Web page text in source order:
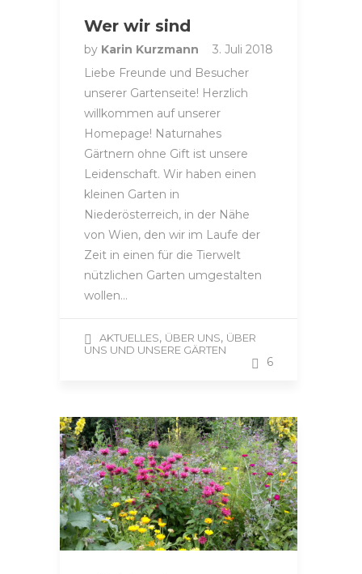
Wer wir sind
by Karin Kurzmann
3. Juli 2018
Liebe Freunde und Besucher
unserer Gartenseite! Herzlich
willkommen auf unserer
Homepage! Naturnahes
Gärtnern ohne Gift ist unsere
Leidenschaft. Wir haben einen
kleinen Garten in
Niederösterreich, in der Nähe
von Wien, den wir im Laufe der
Zeit in einen für die Tierwelt
nützlichen Garten umgestalten
wollen…
AKTUELLES, ÜBER UNS, ÜBER
UNS UND UNSERE GÄRTEN
6